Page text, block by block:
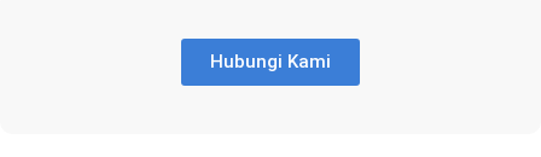
Hubungi Kami